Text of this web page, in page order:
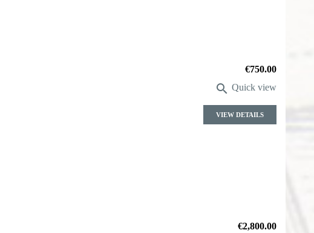
Price
€750.00
 Quick view
VIEW DETAILS
Price
€2,800.00